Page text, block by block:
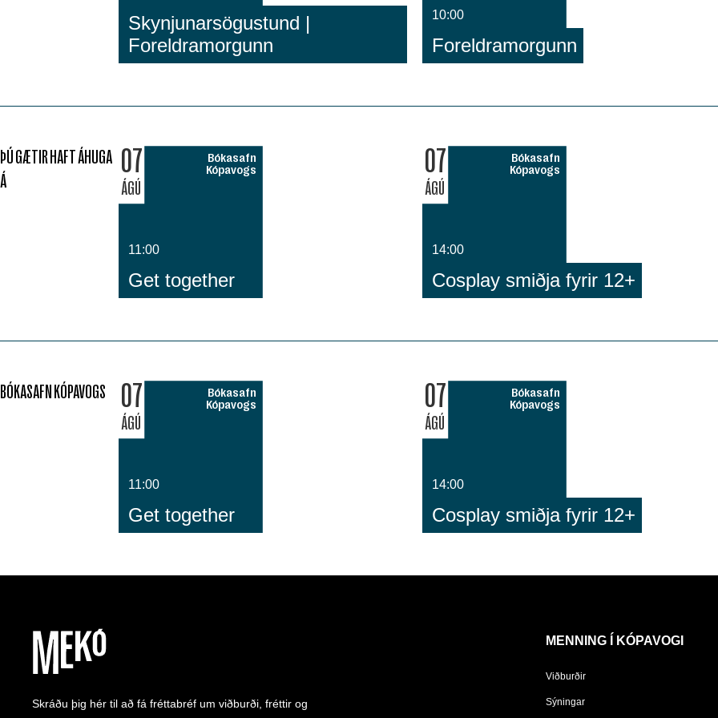
Skynjunarsögustund |
Foreldramorgunn
10:00
Foreldramorgunn
ÞÚ GÆTIR HAFT ÁHUGA
Á
07
ÁGÚ
Bókasafn
Kópavogs
11:00
Get together
07
ÁGÚ
Bókasafn
Kópavogs
14:00
Cosplay smiðja fyrir 12+
BÓKASAFN KÓPAVOGS 07
ÁGÚ
Bókasafn
Kópavogs
11:00
Get together
07
ÁGÚ
Bókasafn
Kópavogs
14:00
Cosplay smiðja fyrir 12+
Skráðu þig hér til að fá fréttabréf um viðburði, fréttir og
MENNING Í KÓPAVOGI
Viðburðir
Sýningar